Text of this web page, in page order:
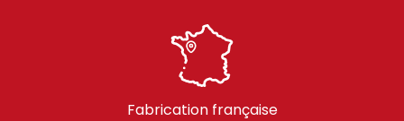
Fabrication française